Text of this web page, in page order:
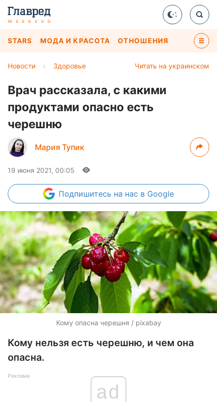
STARS МОДА И КРАСОТА ОТНОШЕНИЯ
Читать на украинском
Новости › Здоровье
Врач рассказала, с какими
продуктами опасно есть
черешню
Мария Тупик
19 июня 2021, 00:05
Подпишитесь на нас в Google
Кому опасна черешня / pixabay
Кому нельзя есть черешню, и чем она
опасна.
Реклама
ad